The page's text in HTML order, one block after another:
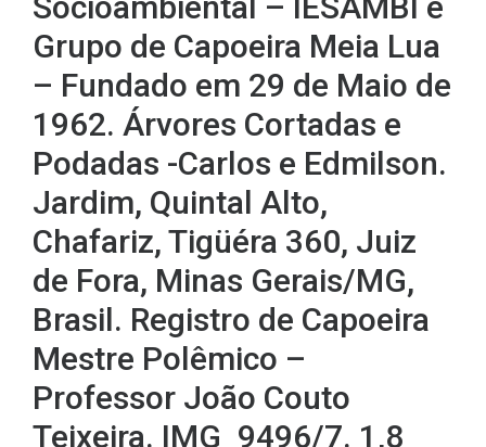
Grupo de Capoeira Meia Lua
– Fundado em 29 de Maio de
1962. Árvores Cortadas e
Podadas -Carlos e Edmilson.
Jardim, Quintal Alto,
Chafariz, Tigüéra 360, Juiz
de Fora, Minas Gerais/MG,
Brasil. Registro de Capoeira
Mestre Polêmico –
Professor João Couto
Teixeira. IMG_9496/7. 1,8